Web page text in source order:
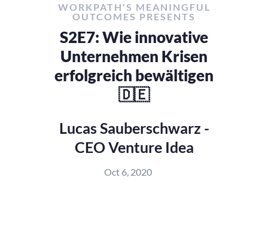
WORKPATH'S MEANINGFUL
OUTCOMES PRESENTS
S2E7: Wie innovative
Unternehmen Krisen
erfolgreich bewältigen
🇩🇪
Lucas Sauberschwarz -
CEO Venture Idea
Oct 6, 2020